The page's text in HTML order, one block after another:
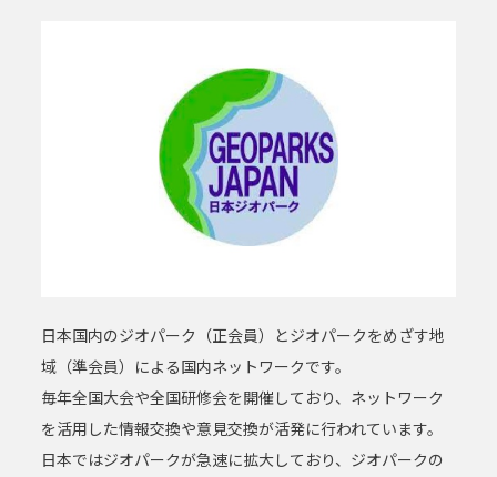
日本国内のジオパーク（正会員）とジオパークをめざす地
域（準会員）による国内ネットワークです。
毎年全国大会や全国研修会を開催しており、ネットワーク
を活用した情報交換や意見交換が活発に行われています。
日本ではジオパークが急速に拡大しており、ジオパークの